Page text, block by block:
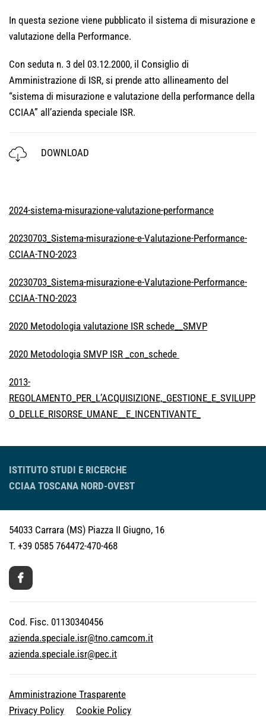
In questa sezione viene pubblicato il sistema di misurazione e
valutazione della Performance.
Con seduta n. 3 del 03.12.2000, il Consiglio di
Amministrazione di ISR, si prende atto allineamento del
“sistema di misurazione e valutazione della performance della
CCIAA” all’azienda speciale ISR.
DOWNLOAD
2024-sistema-misurazione-valutazione-performance
20230703_Sistema-misurazione-e-Valutazione-Performance-
CCIAA-TNO-2023
20230703_Sistema-misurazione-e-Valutazione-Performance-
CCIAA-TNO-2023
2020 Metodologia valutazione ISR schede__SMVP
2020 Metodologia SMVP ISR _con_schede
2013-
REGOLAMENTO_PER_L’ACQUISIZIONE,_GESTIONE_E_SVILUPP
O_DELLE_RISORSE_UMANE__E_INCENTIVANTE_
ISTITUTO STUDI E RICERCHE
CCIAA TOSCANA NORD-OVEST
54033 Carrara (MS) Piazza II Giugno, 16
T. +39 0585 764472-470-468
Cod. Fisc. 01130340456
azienda.speciale.isr@tno.camcom.it
azienda.speciale.isr@pec.it
Amministrazione Trasparente
Privacy Policy
Cookie Policy